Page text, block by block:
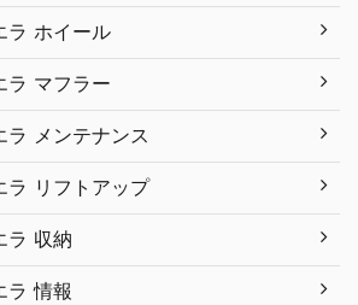
ラ ホイール
ラ マフラー
ラ メンテナンス
ラ リフトアップ
ラ 収納
ラ 情報